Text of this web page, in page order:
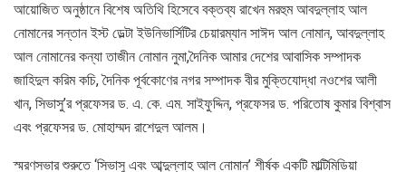
আয়োজিত অনুষ্ঠানে বিশেষ অতিথি হিসেবে বক্তব্য রাখেন মরহুম আবদুল্লাহ আল
নোমানের সন্তান ইস্ট ডেল্টা ইউনিভার্সিটির চেয়ারম্যান সাঈদ আল নোমান, আবদুল্লাহ
আল নোমানের কন্যা তাজীন নোমান নুমা,দৈনিক আমার দেশের আবাসিক সম্পাদক
জাহিদুল করিম কচি, দৈনিক পূর্বকোণের নগর সম্পাদক বীর মুক্তিযোদ্ধা নওশের আলী
খান, সিভাসু’র প্রফেসর ড. এ. কে. এম. সাইফুদ্দিন, প্রফেসর ড. পরিতোষ কুমার বিশ্বাস
এবং প্রফেসর ড. মোহাম্মদ রাশেদুল আলম।
স্মরণসভার শুরুতে ‘সিভাসু এবং আব্দুল্লাহ আল নোমান’ শীর্ষক একটি মাল্টিমিডিয়া